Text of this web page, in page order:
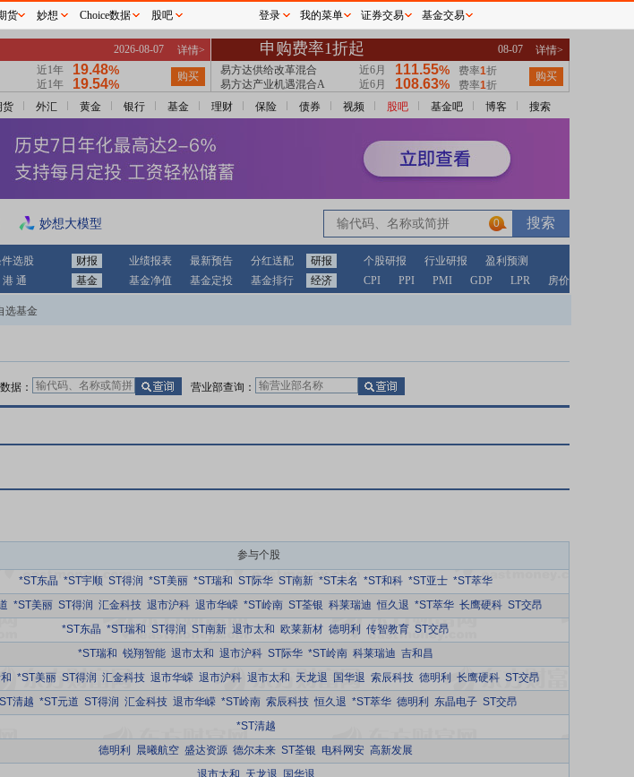
货 外汇 黄金 银行 基金 理财 保险 债券 视频 股吧 基金吧 博客 搜索
妙想大模型 0
选股 财报 业绩报表 最新预告 分红送配 研报 个股研报 行业研报
盈利预测
港 通 基金 基金净值 基金定投 基金排行 经济 CPI PPI PMI GDP LPR 房价
选基金
据： 营业部查询：
参与个股
*ST东晶 *ST宇顺 ST得润 *ST美丽 *ST瑞和 ST际华 ST南新 *ST未名 *ST和科 *ST亚士 *ST萃华
*ST美丽 ST得润 汇金科技 退市沪科 退市华嵘 *ST岭南 ST荃银 科莱瑞迪 恒久退 *ST萃华 长鹰硬科 ST交昂
*ST东晶 *ST瑞和 ST得润 ST南新 退市太和 欧莱新材 德明利 传智教育 ST交昂
*ST瑞和 锐翔智能 退市太和 退市沪科 ST际华 *ST岭南 科莱瑞迪 吉和昌
*ST美丽 ST得润 汇金科技 退市华嵘 退市沪科 退市太和 天龙退 国华退 索辰科技 德明利 长鹰硬科 ST交昂
清越 *ST元道 ST得润 汇金科技 退市华嵘 *ST岭南 索辰科技 恒久退 *ST萃华 德明利 东晶电子 ST交昂
*ST清越
德明利 晨曦航空 盛达资源 德尔未来 ST荃银 电科网安 高新发展
退市太和 天龙退
国华退
货 妙想 Choice数据 股吧 登录 我的菜单 证券交易 基金交易